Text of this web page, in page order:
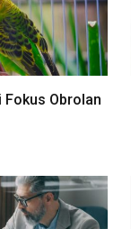
Fokus Obrolan